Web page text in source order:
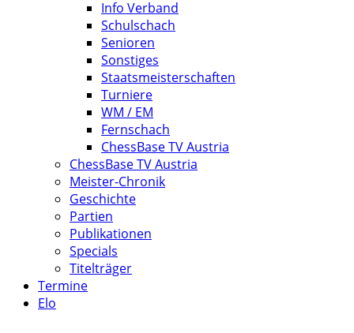
Info Verband
Schulschach
Senioren
Sonstiges
Staatsmeisterschaften
Turniere
WM / EM
Fernschach
ChessBase TV Austria
ChessBase TV Austria
Meister-Chronik
Geschichte
Partien
Publikationen
Specials
Titelträger
Termine
Elo